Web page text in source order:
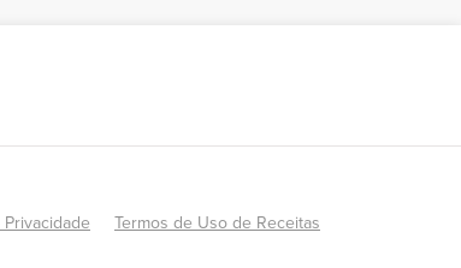
Termos de Uso de Receitas